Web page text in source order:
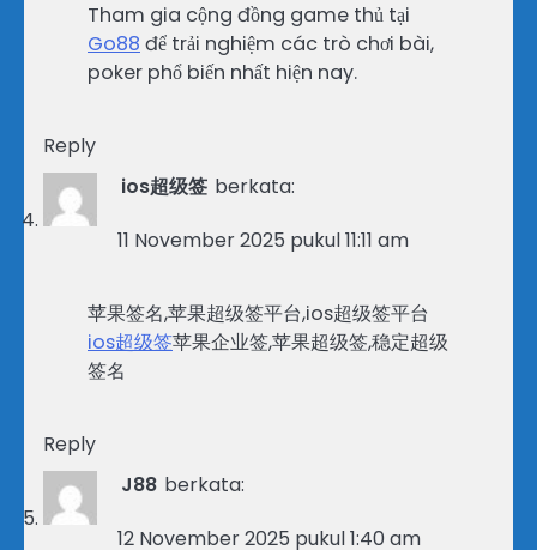
Tham gia cộng đồng game thủ tại
Go88 để trải nghiệm các trò chơi bài,
poker phổ biến nhất hiện nay.
Reply
ios超级签 berkata:
11 November 2025 pukul 11:11 am
苹果签名,苹果超级签平台,ios超级签平台
ios超级签苹果企业签,苹果超级签,稳定超级
签名
Reply
J88 berkata:
12 November 2025 pukul 1:40 am